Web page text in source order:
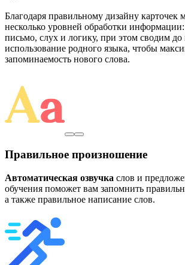
Благодаря правильному дизайну карточек
несколько уровней обработки
письмо, слух и логику, при этом сводим
использование родного языка, чтобы
запоминаемость нового слова.
Правильное произношение
Автоматическая озвучка слов и
обучения поможет вам запомнить
а также правильное написание слов.